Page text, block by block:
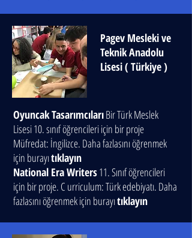
Pagev Mesleki ve
Teknik Anadolu
Lisesi(Türkiye)
Oyuncak TasarımcılarıBir Türk Meslek
Lisesi 10. sınıf öğrencileri için bir proje
Müfredat: İngilizce. Daha fazlasını öğrenmek
için burayıtıklayın
National Era Writers11. Sınıf öğrencileri
için bir proje. C urriculum: Türk edebiyatı. Daha
fazlasını öğrenmek için burayıtıklayın